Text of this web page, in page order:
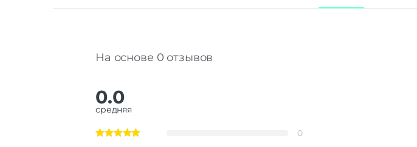
На основе 0 отзывов
0.0
средняя
0